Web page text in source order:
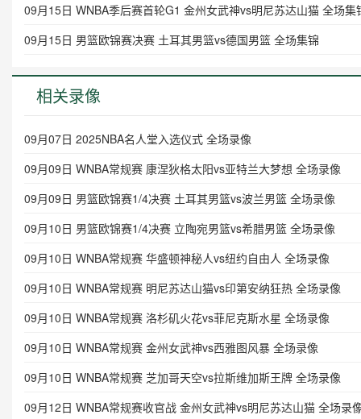
09月15日 WNBA季后赛首轮G1 金州女武神vs明尼苏达山猫 全场集
09月15日 男篮欧锦赛决赛 土耳其男篮vs德国男篮 全场集锦
相关录像
09月07日 2025NBA名人堂入选仪式 全场录像
09月09日 WNBA常规赛 康涅狄格太阳vs亚特兰大梦想 全场录像
09月09日 男篮欧锦赛1/4决赛 土耳其男篮vs波兰男篮 全场录像
09月10日 男篮欧锦赛1/4决赛 立陶宛男篮vs希腊男篮 全场录像
09月10日 WNBA常规赛 华盛顿神秘人vs纽约自由人 全场录像
09月10日 WNBA常规赛 明尼苏达山猫vs印第安纳狂热 全场录像
09月10日 WNBA常规赛 洛杉矶火花vs菲尼克斯水星 全场录像
09月10日 WNBA常规赛 金州女武神vs西雅图风暴 全场录像
09月10日 WNBA常规赛 芝加哥天空vs拉斯维加斯王牌 全场录像
09月12日 WNBA常规赛收官战 金州女武神vs明尼苏达山猫 全场录